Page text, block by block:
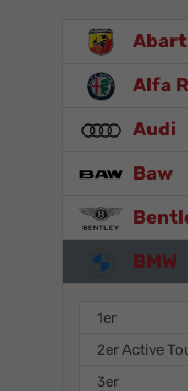
Alfa
Audi
Baw
BMW
1er
2er Active
3er